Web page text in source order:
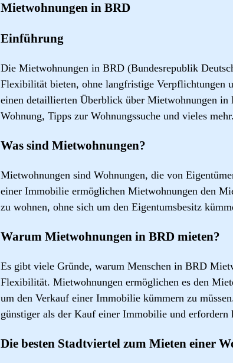
Mietwohnungen in BRD
Einführung
Die Mietwohnungen in BRD (Bundesrepublik
Flexibilität bieten, ohne langfristige Verpflichtungen
einen detaillierten Überblick über Mietwohnungen
Wohnung, Tipps zur Wohnungssuche und vieles mehr.
Was sind Mietwohnungen?
Mietwohnungen sind Wohnungen, die von
einer Immobilie ermöglichen Mietwohnungen den
zu wohnen, ohne sich um den Eigentumsbesitz
Warum Mietwohnungen in BRD mieten?
Es gibt viele Gründe, warum Menschen in BRD
Flexibilität. Mietwohnungen ermöglichen es den
um den Verkauf einer Immobilie kümmern zu
günstiger als der Kauf einer Immobilie und erfordern
Die besten Stadtviertel zum Mieten einer